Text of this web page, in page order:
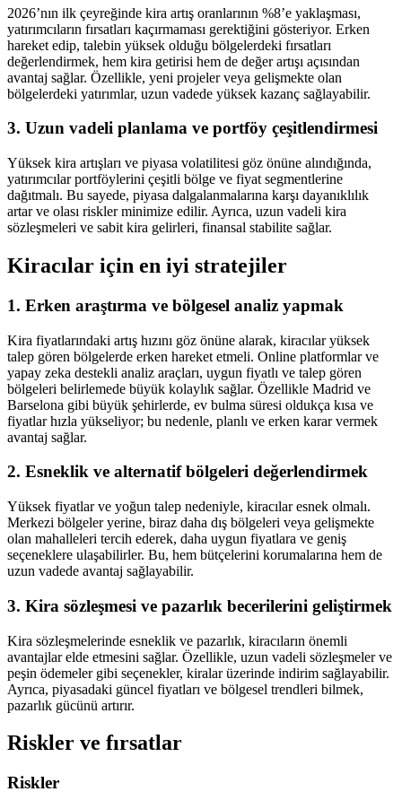
2026’nın ilk çeyreğinde kira artış oranlarının %8’e yaklaşması,
yatırımcıların fırsatları kaçırmaması gerektiğini gösteriyor. Erken
hareket edip, talebin yüksek olduğu bölgelerdeki fırsatları
değerlendirmek, hem kira getirisi hem de değer artışı açısından
avantaj sağlar. Özellikle, yeni projeler veya gelişmekte olan
bölgelerdeki yatırımlar, uzun vadede yüksek kazanç sağlayabilir.
3. Uzun vadeli planlama ve portföy çeşitlendirmesi
Yüksek kira artışları ve piyasa volatilitesi göz önüne alındığında,
yatırımcılar portföylerini çeşitli bölge ve fiyat segmentlerine
dağıtmalı. Bu sayede, piyasa dalgalanmalarına karşı dayanıklılık
artar ve olası riskler minimize edilir. Ayrıca, uzun vadeli kira
sözleşmeleri ve sabit kira gelirleri, finansal stabilite sağlar.
Kiracılar için en iyi stratejiler
1. Erken araştırma ve bölgesel analiz yapmak
Kira fiyatlarındaki artış hızını göz önüne alarak, kiracılar yüksek
talep gören bölgelerde erken hareket etmeli. Online platformlar ve
yapay zeka destekli analiz araçları, uygun fiyatlı ve talep gören
bölgeleri belirlemede büyük kolaylık sağlar. Özellikle Madrid ve
Barselona gibi büyük şehirlerde, ev bulma süresi oldukça kısa ve
fiyatlar hızla yükseliyor; bu nedenle, planlı ve erken karar vermek
avantaj sağlar.
2. Esneklik ve alternatif bölgeleri değerlendirmek
Yüksek fiyatlar ve yoğun talep nedeniyle, kiracılar esnek olmalı.
Merkezi bölgeler yerine, biraz daha dış bölgeleri veya gelişmekte
olan mahalleleri tercih ederek, daha uygun fiyatlara ve geniş
seçeneklere ulaşabilirler. Bu, hem bütçelerini korumalarına hem de
uzun vadede avantaj sağlayabilir.
3. Kira sözleşmesi ve pazarlık becerilerini geliştirmek
Kira sözleşmelerinde esneklik ve pazarlık, kiracıların önemli
avantajlar elde etmesini sağlar. Özellikle, uzun vadeli sözleşmeler ve
peşin ödemeler gibi seçenekler, kiralar üzerinde indirim sağlayabilir.
Ayrıca, piyasadaki güncel fiyatları ve bölgesel trendleri bilmek,
pazarlık gücünü artırır.
Riskler ve fırsatlar
Riskler